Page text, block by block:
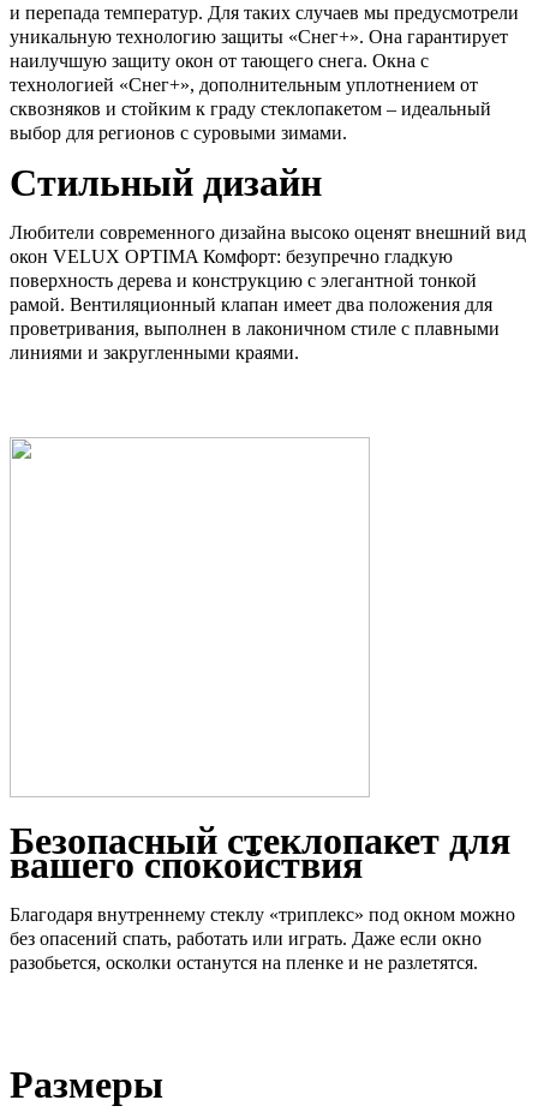
и перепада температур. Для таких случаев мы предусмотрели
уникальную технологию защиты «Снег+». Она гарантирует
наилучшую защиту окон от тающего снега. Окна с
технологией «Снег+», дополнительным уплотнением от
сквозняков и стойким к граду стеклопакетом – идеальный
выбор для регионов с суровыми зимами.
Стильный дизайн
Любители современного дизайна высоко оценят внешний вид
окон VELUX OPTIMA Комфорт: безупречно гладкую
поверхность дерева и конструкцию с элегантной тонкой
рамой. Вентиляционный клапан имеет два положения для
проветривания, выполнен в лаконичном стиле с плавными
линиями и закругленными краями.
Безопасный стеклопакет для
вашего спокойствия
Благодаря внутреннему стеклу «триплекс» под окном можно
без опасений спать, работать или играть. Даже если окно
разобьется, осколки останутся на пленке и не разлетятся.
Размеры